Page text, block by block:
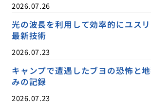
2026.07.26
光の波長を利用して効率的にユス
最新技術
2026.07.23
キャンプで遭遇したブヨの恐怖と
みの記録
2026.07.23